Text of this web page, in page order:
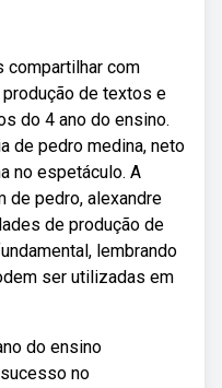
compartilhar com
de textos e
do 4 ano do ensino.
de pedro medina, neto
no espetáculo. A
de pedro, alexandre
de produção de
lembrando
ser utilizadas em
do ensino
no